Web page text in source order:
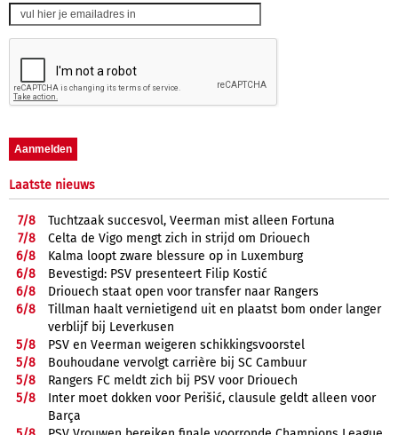
Laatste nieuws
7/8
Tuchtzaak succesvol, Veerman mist alleen Fortuna
7/8
Celta de Vigo mengt zich in strijd om Driouech
6/8
Kalma loopt zware blessure op in Luxemburg
6/8
Bevestigd: PSV presenteert Filip Kostić
6/8
Driouech staat open voor transfer naar Rangers
6/8
Tillman haalt vernietigend uit en plaatst bom onder langer
verblijf bij Leverkusen
5/8
PSV en Veerman weigeren schikkingsvoorstel
5/8
Bouhoudane vervolgt carrière bij SC Cambuur
5/8
Rangers FC meldt zich bij PSV voor Driouech
5/8
Inter moet dokken voor Perišić, clausule geldt alleen voor
Barça